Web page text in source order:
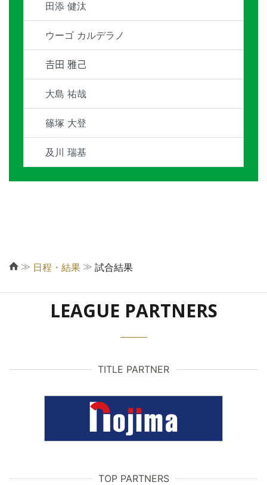
田添 健汰
ウーゴ カルデラノ
𠮷田 雅己
大島 祐哉
篠塚 大登
及川 瑞基
≫ 日程・結果 ≫ 試合結果
LEAGUE PARTNERS
TITLE PARTNER
TOP PARTNERS